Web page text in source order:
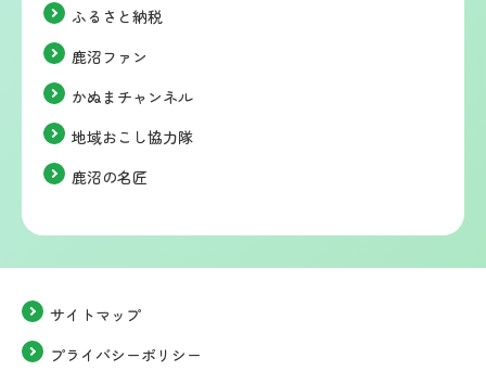
ふるさと納税
鹿沼ファン
かぬまチャンネル
地域おこし協力隊
鹿沼の名匠
サイトマップ
プライバシーポリシー